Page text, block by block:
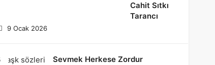
Cahit Sıtkı
Tarancı
9 Ocak 2026
Sevmek Herkese Zordur